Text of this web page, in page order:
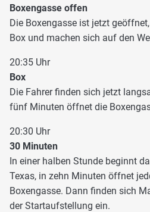
Boxengasse offen
Die Boxengasse ist jetzt
Box und machen sich auf den
20:35 Uhr
Box
Die Fahrer finden sich jetzt
fünf Minuten öffnet die
20:30 Uhr
30 Minuten
In einer halben Stunde beginnt
Texas, in zehn Minuten öffnet
Boxengasse. Dann finden sich
der Startaufstellung ein.